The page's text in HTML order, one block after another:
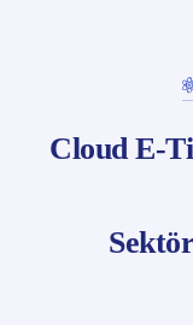
Cloud E-